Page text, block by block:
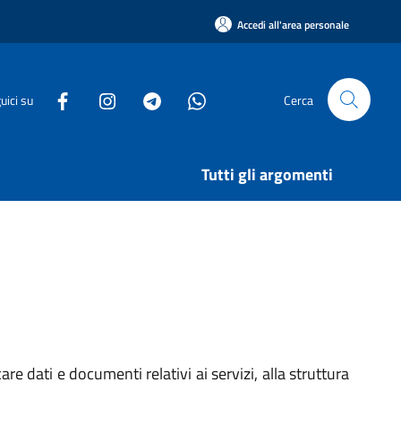
Accedi all'area personale
su Cerca
Tutti gli argomenti
dati e documenti relativi ai servizi, alla struttura